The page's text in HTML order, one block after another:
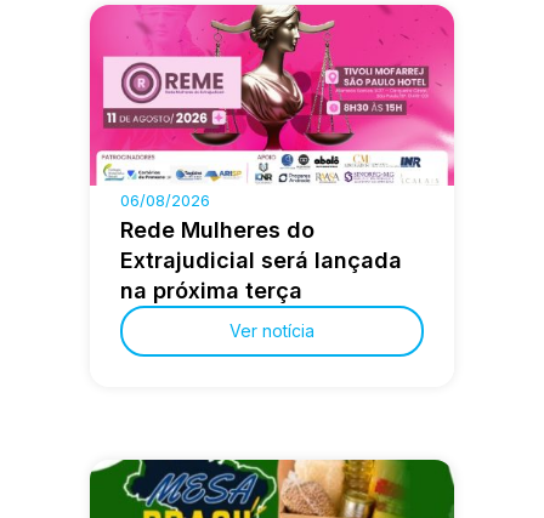
06/08/2026
Rede Mulheres do
Extrajudicial será lançada
na próxima terça
Ver notícia